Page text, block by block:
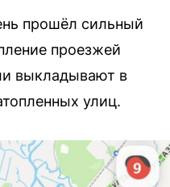
прошёл сильный
проезжей
выкладывают в
улиц.